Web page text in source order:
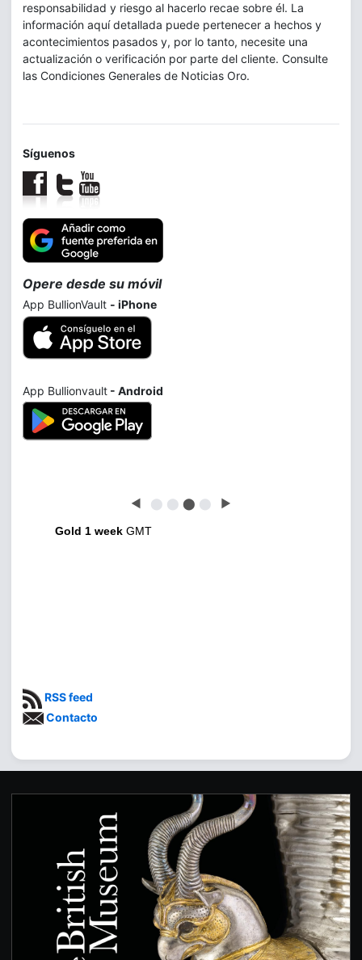
responsabilidad y riesgo al hacerlo recae sobre él. La
información aquí detallada puede pertenecer a hechos y
acontecimientos pasados y, por lo tanto, necesite una
actualización o verificación por parte del cliente. Consulte
las Condiciones Generales de Noticias Oro.
Síguenos
Opere desde su móvil
App BullionVault - iPhone
App Bullionvault - Android
◀ ⬤ ⬤ ⬤ ⬤ ▶
Gold 1 week GMT
RSS feed
Contacto